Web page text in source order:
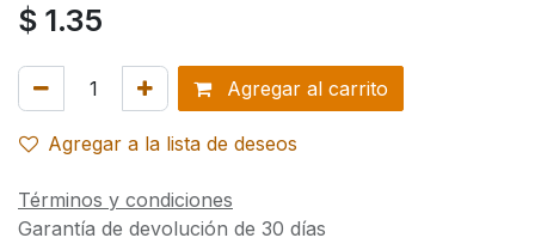
$ 1.35
Agregar al carrito
Agregar a la lista de deseos
Términos y condiciones
Garantía de devolución de 30 días